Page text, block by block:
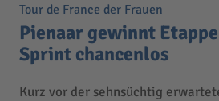
Tour de France der Frauen
Pienaar gewinnt
Sprint chancenlos
Kurz vor der sehnsüchtig